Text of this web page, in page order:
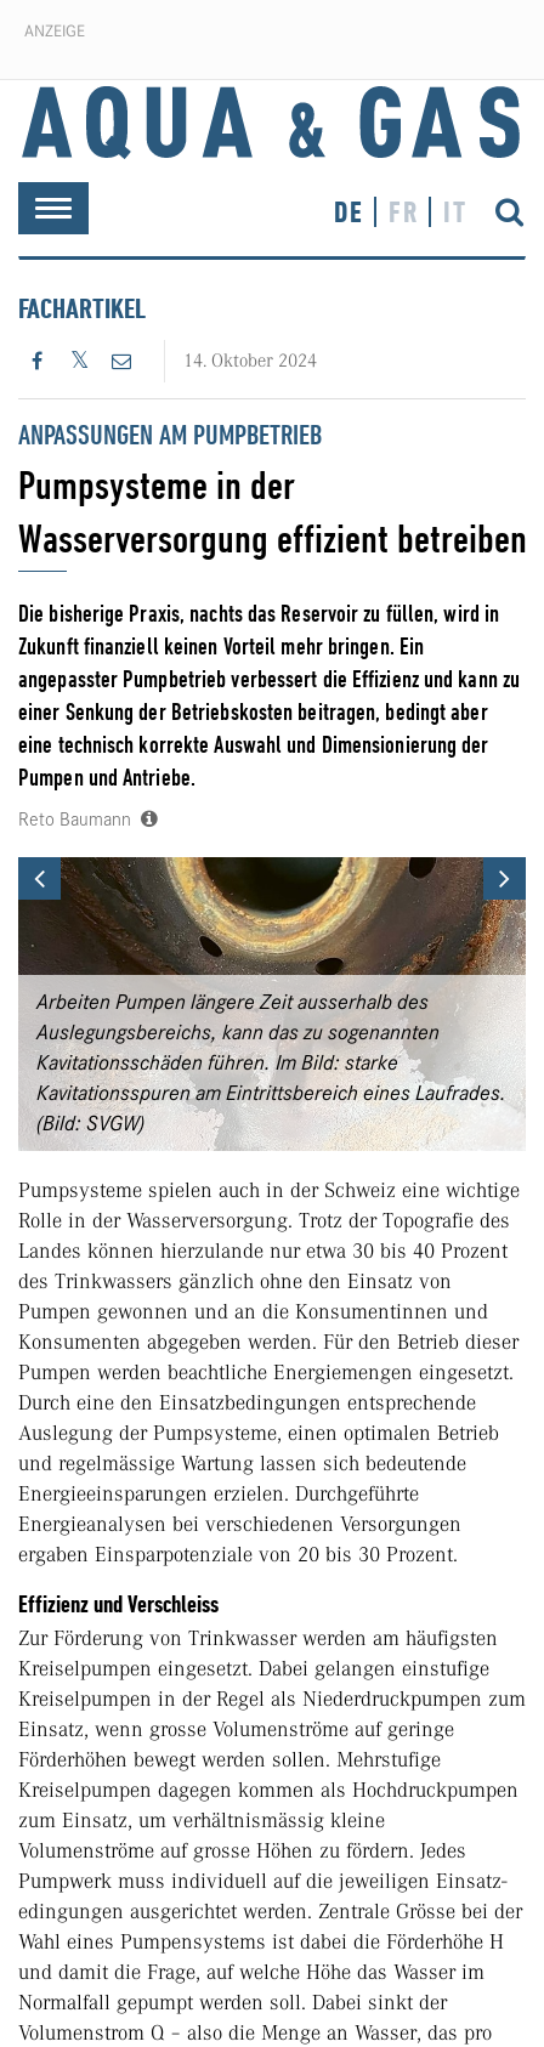
ANZEIGE
Toggle
navigation
DE FR IT
FACHARTIKEL
14. Oktober 2024
ANPASSUNGEN AM PUMPBETRIEB
Pumpsysteme in der
Wasserversorgung effizient betreiben
Die bisherige Praxis, nachts das Reservoir zu füllen, wird in
Zukunft finanziell keinen Vorteil mehr bringen. Ein
angepasster Pumpbetrieb verbessert die Effizienz und kann zu
einer Senkung der Betriebskosten beitragen, bedingt aber
eine technisch korrekte Auswahl und Dimensionierung der
Pumpen und Antriebe.
Reto Baumann
Arbeiten Pumpen längere Zeit ausserhalb des
Auslegungsbereichs, kann das zu sogenannten
Kavitationsschäden führen. Im Bild: starke
Kavitationsspuren am Eintrittsbereich eines Laufrades.
(Bild: SVGW)
Previous
Pumpsysteme spielen auch in der Schweiz eine wichtige
Rolle in der Wasserversorgung. Trotz der Topografie des
Landes können hierzulande nur etwa 30 bis 40 Prozent
des Trinkwassers gänzlich ohne den Einsatz von
Pumpen gewonnen und an die Konsumentinnen und
Konsumenten abgegeben werden. Für den Betrieb dieser
Pumpen werden beachtliche Energiemengen eingesetzt.
Durch eine den Einsatzbedingungen entsprechende
Auslegung der Pumpsysteme, einen optimalen Betrieb
und regelmässige Wartung lassen sich bedeutende
Energieeinsparungen erzielen. Durchgeführte
Energieanalysen bei verschiedenen Versorgungen
ergaben Einsparpotenziale von 20 bis 30 Prozent.
Effizienz und Verschleiss
Zur Förderung von Trinkwasser werden am häufigsten
Kreiselpumpen eingesetzt. Dabei gelangen einstufige
Kreiselpumpen in der Regel als Niederdruckpumpen zum
Einsatz, wenn grosse Volumenströme auf geringe
Förderhöhen bewegt werden sollen. Mehrstufige
Kreiselpumpen dagegen kommen als Hochdruckpumpen
zum Einsatz, um verhältnismässig kleine
Volumenströme auf grosse Höhen zu fördern. Jedes
Pumpwerk muss individuell auf die jeweiligen Einsatz­
edingungen ausgerichtet werden. Zentrale Grösse bei der
Wahl eines Pumpensystems ist dabei die Förderhöhe H
und damit die Frage, auf welche Höhe das Wasser im
Normalfall gepumpt werden soll. Dabei sinkt der
Volumenstrom Q – also die Menge an Wasser, das pro